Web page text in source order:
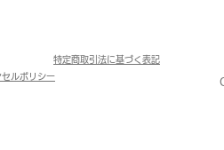
​特定商取引法に基づく表記
ルポリシー